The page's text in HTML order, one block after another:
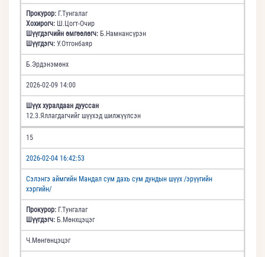
Прокурор: Г.Тунгалаг
Хохирогч: Ш.Цогт-Очир
Шүүгдэгчийн өмгөөлөгч: Б.Намнансүрэн
Шүүгдэгч: У.Отгонбаяр
Б.Эрдэнэмөнх
2026-02-09 14:00
Шүүх хуралдаан дууссан
12.3.Яллагдагчийг шүүхэд шилжүүлсэн
15
2026-02-04 16:42:53
Сэлэнгэ аймгийн Мандал сум дахь сум дундын шүүх /эрүүгийн
хэргийн/
Прокурор: Г.Тунгалаг
Шүүгдэгч: Б.Мөнхцэцэг
Ч.Мөнгөнцэцэг